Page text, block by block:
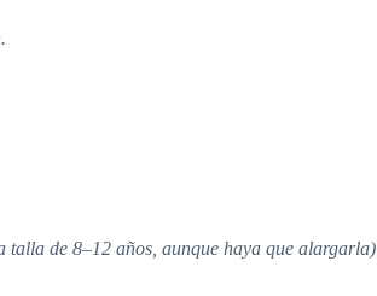
talla de 8–12 años, aunque haya que alargarla)